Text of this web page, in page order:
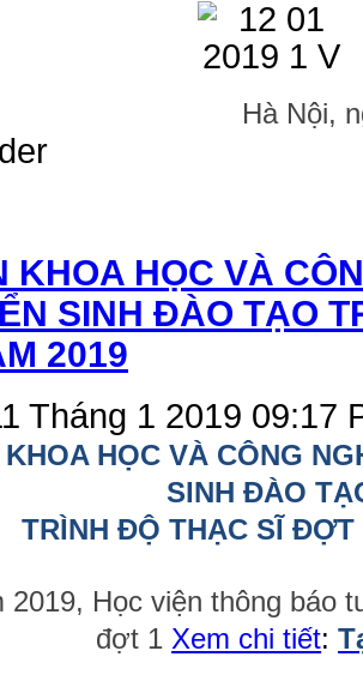
Hà Nội,
KHOA HỌC VÀ
SINH ĐÀO TẠO
2019
Tháng 1 2019 09:17
HỌC VÀ CÔNG
SINH ĐÀO
TRÌNH ĐỘ THẠC SĨ ĐỢT
Học viện thông báo
đợt 1Xem chi tiết: